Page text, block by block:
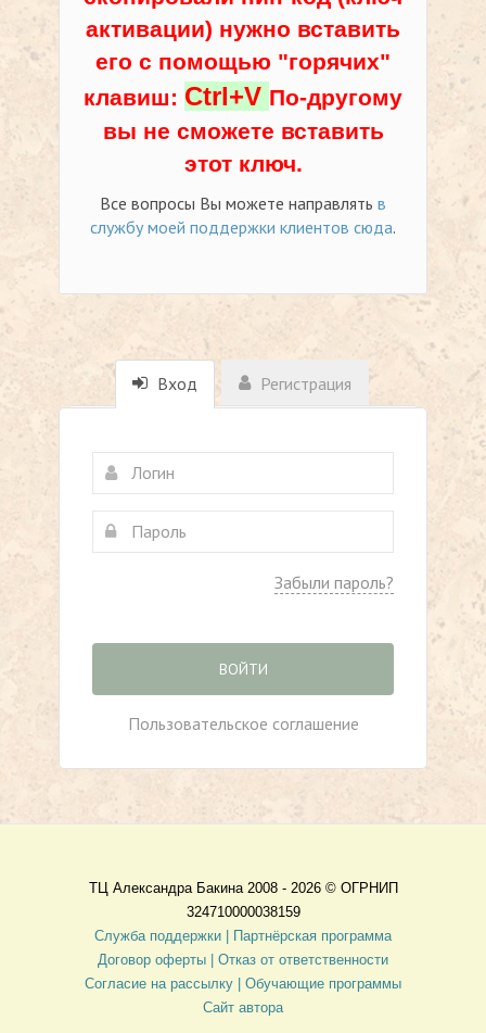
активации) нужно вставить
его с помощью "горячих"
клавиш: Ctrl+V По-другому
вы не сможете вставить
этот ключ.
Все вопросы Вы можете направлять в
службу моей поддержки клиентов сюда.
Вход Регистрация
Забыли пароль?
ВОЙТИ
Пользовательское соглашение
ТЦ Александра Бакина 2008 - 2026 © ОГРНИП
324710000038159
Служба поддержки |
Партнёрская программа
Договор оферты
| Отказ от ответственности
Согласие на рассылку | Обучающие программы
Сайт автора